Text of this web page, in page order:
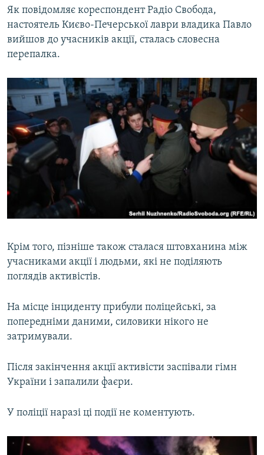
Усі сайти RFE/RL
Як повідомляє кореспондент Радіо Свобода,
настоятель Києво-Печерської лаври владика Павло
вийшов до учасників акції, сталась словесна
перепалка.
Крім того, пізніше також сталася штовханина між
учасниками акції і людьми, які не поділяють
поглядів активістів.
На місце інциденту прибули поліцейські, за
попередніми даними, силовики нікого не
затримували.
Після закінчення акції активісти заспівали гімн
України і запалили фаєри.
У поліції наразі ці події не коментують.